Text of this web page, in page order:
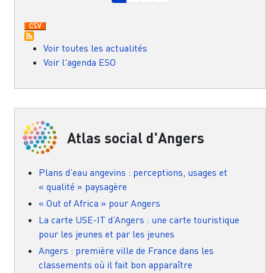
Voir toutes les actualités
Voir l'agenda ESO
Atlas social d'Angers
Plans d’eau angevins : perceptions, usages et
« qualité » paysagère
« Out of Africa » pour Angers
La carte USE-IT d’Angers : une carte touristique
pour les jeunes et par les jeunes
Angers : première ville de France dans les
classements où il fait bon apparaître